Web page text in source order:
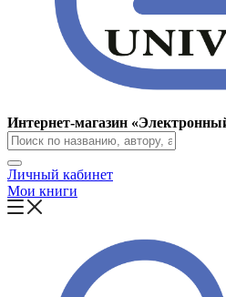
Интернет-магазин
Личный кабинет
Мои книги